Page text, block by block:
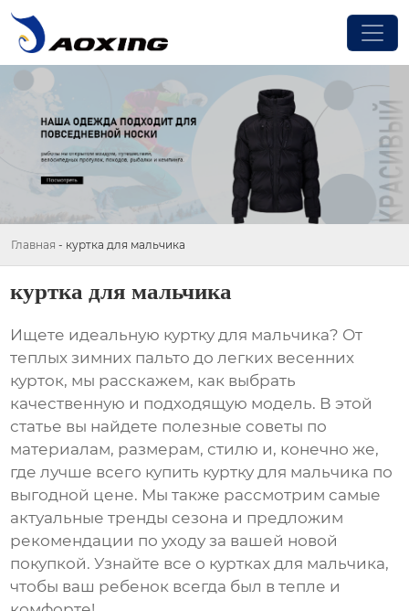
Главная - куртка для мальчика
куртка для мальчика
Ищете идеальную куртку для мальчика? От
теплых зимних пальто до легких весенних
курток, мы расскажем, как выбрать
качественную и подходящую модель. В этой
статье вы найдете полезные советы по
материалам, размерам, стилю и, конечно же,
где лучше всего купить куртку для мальчика по
выгодной цене. Мы также рассмотрим самые
актуальные тренды сезона и предложим
рекомендации по уходу за вашей новой
покупкой. Узнайте все о куртках для мальчика,
чтобы ваш ребенок всегда был в тепле и